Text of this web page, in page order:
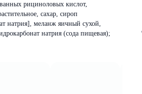
рициноловых кислот,
сахар, сироп
натрия], меланж яичный сухой,
натрия (сода пищевая);